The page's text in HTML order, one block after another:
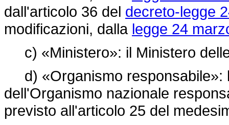
dall'articolo 36 del decreto-legge
modificazioni, dalla legge 24
c) «Ministero»: il Ministero
d) «Organismo responsabile»:
dell'Organismo nazionale
previsto all'articolo 25 del